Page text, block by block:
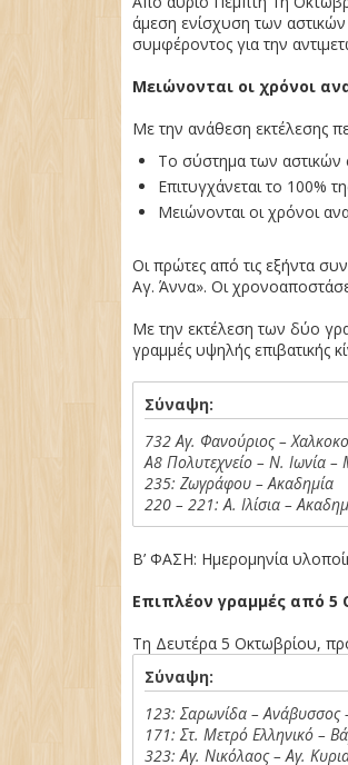
άμεση ενίσχυση των
συμφέροντος για την
Μειώνονται οι χρόνοι
Με την ανάθεση εκτέλεσης
Το σύστημα των αστικών
Επιτυγχάνεται το 100%
Μειώνονται οι χρόνοι
Οι πρώτες από τις εξήντα
Αγ. Άννα». Οι
Με την εκτέλεση των δύο
γραμμές υψηλής επιβατικής
Σύναψη:
732 Αγ. Φανούριος –
Α8 Πολυτεχνείο – Ν. Ιωνία –
235: Ζωγράφου – Ακαδημία
220 – 221: Α. Ιλίσια –
Β’ ΦΑΣΗ: Ημερομηνία
Επιπλέον γραμμές από 5
Τη Δευτέρα 5 Οκτωβρίου,
Σύναψη:
123: Σαρωνίδα – Ανάβυσσος
171: Στ. Μετρό Ελληνικό –
323: Αγ. Νικόλαος – Αγ.